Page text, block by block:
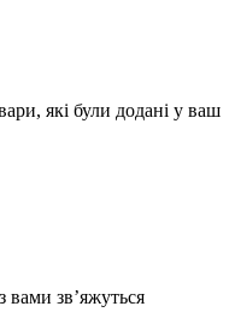
які були додані у ваш
вами зв’яжуться